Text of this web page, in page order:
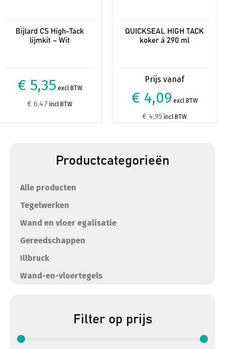
Bijlard CS High-Tack
lijmkit – Wit
€ 5,35 excl BTW
€ 6,47 incl BTW
QUICKSEAL HIGH TACK
koker á 290 ml
€ 4,09 excl BTW
€ 4,95 incl BTW
Productcategorieën
Alle producten
Tegelwerken
Wand en vloer egalisatie
Gereedschappen
Illbruck
Wand-en-vloertegels
Filter op prijs